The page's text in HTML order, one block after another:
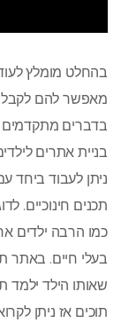
בהחלט מומלץ
מאפשר להם לקבל
בדברים מתקדמים
בניית אתרים
ניתן לעבוד ביחד
תכנים חינוכיים.
כמו הרבה ילדים
בעלי חיים. באתר
שאותו הילד ילמד
תוכים אז ניתן